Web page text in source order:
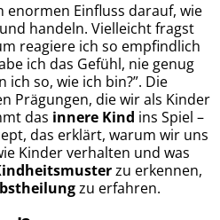
enormen Einfluss darauf, wie
handeln. Vielleicht fragst
reagiere ich so empfindlich
ich das Gefühl, nie genug
ich so, wie ich bin?”. Die
Prägungen, die wir als Kinder
das innere Kind ins Spiel –
das erklärt, warum wir uns
Kinder verhalten und was
zu erkennen,
zu erfahren.